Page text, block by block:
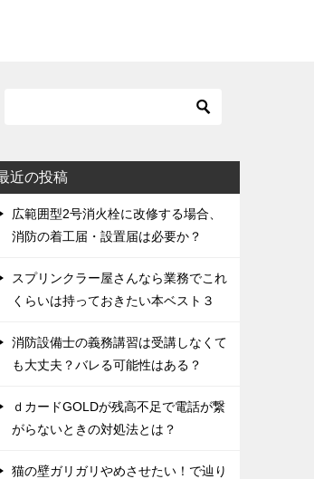
近の投稿
広範囲型2号消火栓に改修する場合、
消防の着工届・設置届は必要か？
スプリンクラー屋さんなら業務でこれ
くらいは持っておきたい本ベスト３
消防設備士の義務講習は受講しなくて
も大丈夫？バレる可能性はある？
ｄカードGOLDが残高不足で電話が繋
がらないときの対処法とは？
猫の壁ガリガリやめさせたい！で辿り